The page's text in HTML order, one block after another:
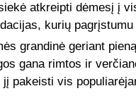
atkreipti dėmesį į
kurių
grandinė geriant
gana rimtos ir
pakeisti vis